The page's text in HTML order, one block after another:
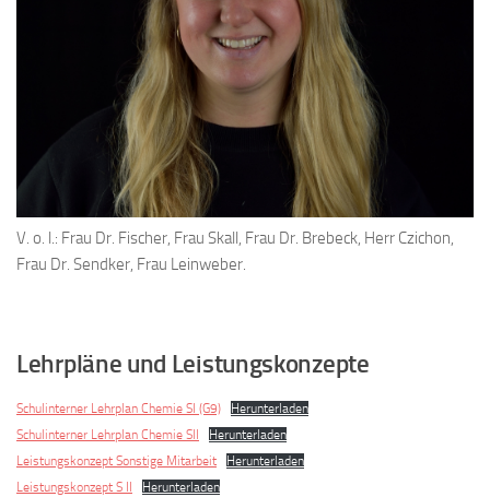
V. o. l.: Frau Dr. Fischer, Frau Skall, Frau Dr. Brebeck, Herr Czichon,
Frau Dr. Sendker, Frau Leinweber.
Lehrpläne und Leistungskonzepte
Schulinterner Lehrplan Chemie SI (G9)
Herunterladen
Schulinterner Lehrplan Chemie SII
Herunterladen
Leistungskonzept Sonstige Mitarbeit
Herunterladen
Leistungskonzept S II
Herunterladen